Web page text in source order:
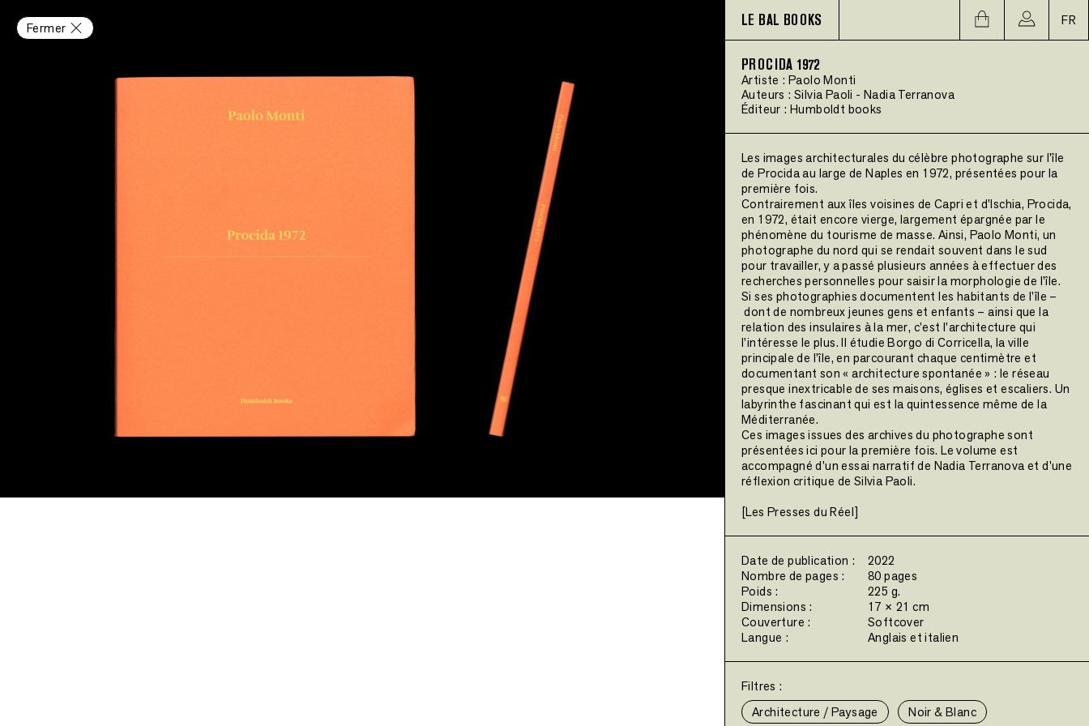
Fermer LE BAL BOOKS FR
PROCIDA 1972
Artiste : Paolo Monti
Auteurs :Silvia Paoli -Nadia Terranova
Éditeur :Humboldt books
Les images architecturales du célèbre photographe sur l'île
de Procida au large de Naples en 1972, présentées pour la
première fois.
Contrairement aux îles voisines de Capri et d'Ischia, Procida,
en 1972, était encore vierge, largement épargnée par le
phénomène du tourisme de masse. Ainsi, Paolo Monti, un
photographe du nord qui se rendait souvent dans le sud
pour travailler, y a passé plusieurs années à effectuer des
recherches personnelles pour saisir la morphologie de l'île.
Si ses photographies documentent les habitants de l'île –
dont de nombreux jeunes gens et enfants – ainsi que la
relation des insulaires à la mer, c'est l'architecture qui
l'intéresse le plus. Il étudie Borgo di Corricella, la ville
principale de l'île, en parcourant chaque centimètre et
documentant son « architecture spontanée » : le réseau
presque inextricable de ses maisons, églises et escaliers. Un
labyrinthe fascinant qui est la quintessence même de la
Méditerranée.
Ces images issues des archives du photographe sont
présentées ici pour la première fois. Le volume est
accompagné d'un essai narratif de Nadia Terranova et d'une
réflexion critique de Silvia Paoli.
[Les Presses du Réel]
Date de publication :
2022
Nombre de pages :
80 pages
Poids :
225 g.
Dimensions :
17 × 21 cm
Couverture :
Softcover
Langue :
Anglais et italien
Filtres :
Architecture / Paysage
Noir & Blanc